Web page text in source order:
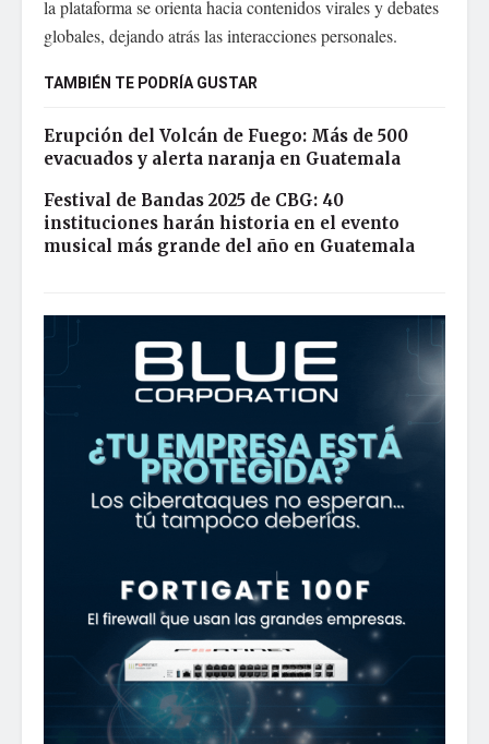
la plataforma se orienta hacia contenidos virales y debates
globales, dejando atrás las interacciones personales.
TAMBIÉN TE PODRÍA GUSTAR
Erupción del Volcán de Fuego: Más de 500
evacuados y alerta naranja en Guatemala
Festival de Bandas 2025 de CBG: 40
instituciones harán historia en el evento
musical más grande del año en Guatemala